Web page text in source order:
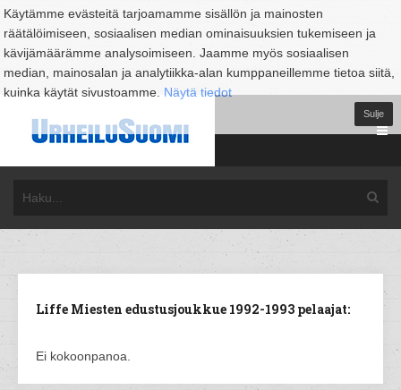
Käytämme evästeitä tarjoamamme sisällön ja mainosten
räätälöimiseen, sosiaalisen median ominaisuuksien tukemiseen ja
kävijämäärämme analysoimiseen. Jaamme myös sosiaalisen
median, mainosalan ja analytiikka-alan kumppaneillemme tietoa siitä,
kuinka käytät sivustoamme. Näytä tiedot
Sulje
Liffe Miesten edustusjoukkue 1992-1993 pelaajat:
Ei kokoonpanoa.